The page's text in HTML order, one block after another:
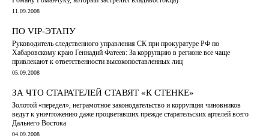
11.09.2008
ПО VIP-ЭТАПУ
Руководитель следственного управления СК при прокуратуре РФ по
Хабаровскому краю Геннадий Фатеев: За коррупцию в регионе все чаще
привлекают к ответственности высокопоставленных лиц
05.09.2008
ЗА ЧТО СТАРАТЕЛЕЙ СТАВЯТ «К СТЕНКЕ»
Золотой «передел», неграмотное законодательство и коррупция чиновников
ведут к уничтожению даже процветавших прежде старательских артелей всего
Дальнего Востока
04.09.2008